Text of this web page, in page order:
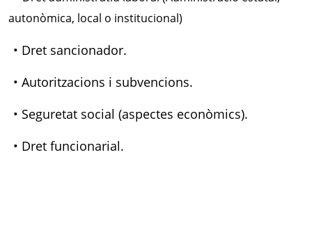
autonòmica, local o institucional)
• Dret sancionador.
• Autoritzacions i subvencions.
• Seguretat social (aspectes econòmics).
• Dret funcionarial.